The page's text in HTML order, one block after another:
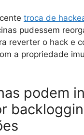
troca de
pudessem
reverter o hack e
a propriedade
podem